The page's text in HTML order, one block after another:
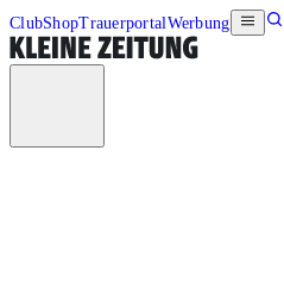
ClubShopTrauerportalWerbung